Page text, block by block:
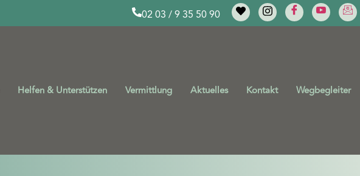
02 03 / 9 35 50 90
Helfen & Unterstützen Vermittlung Aktuelles Kontakt Wegbegleiter